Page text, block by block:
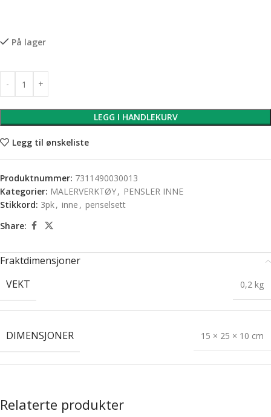
På lager
LEGG I HANDLEKURV
Legg til ønskeliste
Produktnummer: 7311490030013
Kategorier: MALERVERKTØY, PENSLER INNE
Stikkord: 3pk, inne , penselsett
Share:
Fraktdimensjoner
VEKT
0,2 kg
DIMENSJONER 15 × 25 × 10 cm
Relaterte produkter